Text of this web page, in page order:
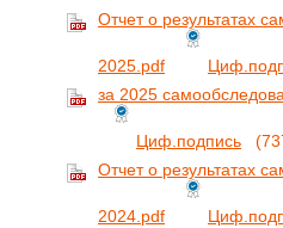
Отчет о результатах
2025.pdf
за 2025
Циф.подпись
Отчет о результатах
2024.pdf